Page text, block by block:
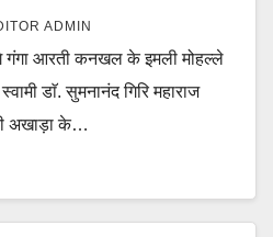
ADMIN
गंगा आरती कनखल के इमली मोहल्ले
डाॅ. सुमनानंद गिरि महाराज
अखाड़ा के…